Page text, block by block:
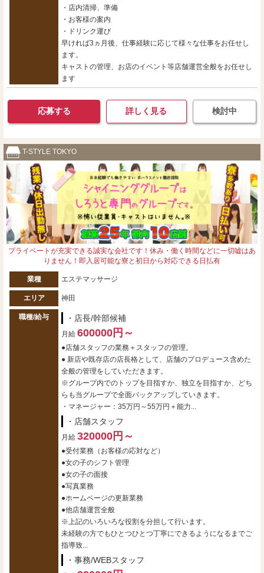
・店内清掃、準備
・お客様の案内
・ドリンク運び
早ければ3ヵ月後、仕事経験に応じて様々な仕事をお任せし
ます。
キャストの管理、お店のイベント等店舗運営全般をお任せし
ます
応募する 詳しく見る 検討中
T-STYLE TOKYO
プライベートが充実できる誠実な会社です！休み・働く時間などに一切嘘はあ
りません！即入居可能な寮と初日から対応できる日払有
業種 エステマッサージ
エリア 神田
職種/給与 ・店長/幹部候補
月給 600000円～
●店舗スタッフの業務＋スタッフの管理。
● 新店や既存店の店長格として、店舗のプロデュース含めた
全般の管理をしていただきます。
※グループ内でのトップを目指すか、独立を目指すか、どち
らも当グループで全面バックアップしていきます。
・マネージャー：35万円～55万円＋能力...
・店舗スタッフ
月給 320000円～
●受付業務（お客様の応対など）
●女の子のシフト管理
●女の子の面接
●写真業務
●ホームページの更新業務
●他店舗運営全般
※上記のいろいろな役割を分担して行います。
未経験の方でもひとつひとつ丁寧にできるようになるまでご
指導致...
・事務/WEBスタッフ